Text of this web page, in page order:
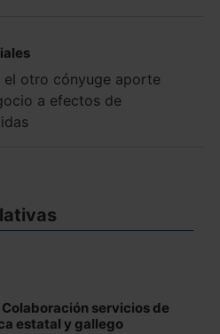
el otro cónyuge aporte
a efectos de
servicios de
estatal y gallego